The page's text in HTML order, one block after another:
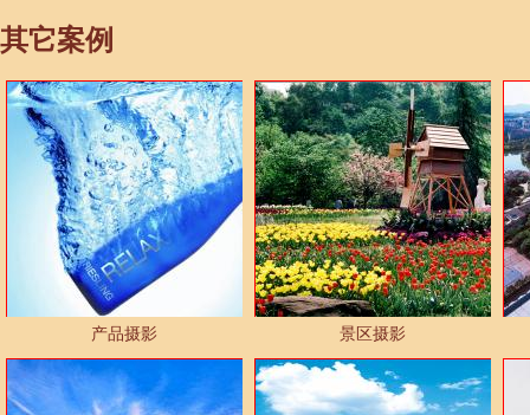
其它案例
产品摄影 景区摄影